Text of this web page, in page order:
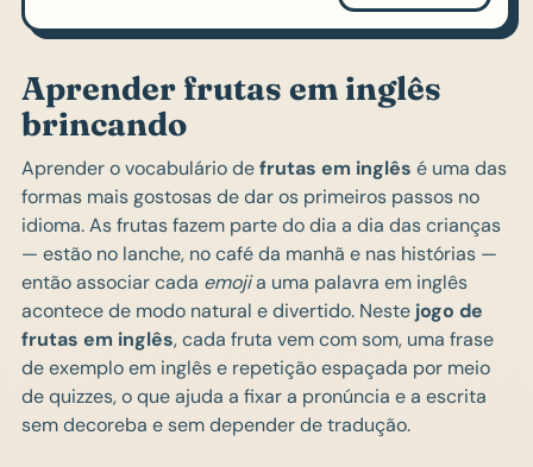
Aprender frutas em inglês
brincando
Aprender o vocabulário defrutas em inglês é uma das
formas mais gostosas de dar os primeiros passos no
idioma. As frutas fazem parte do dia a dia das crianças
— estão no lanche, no café da manhã e nas histórias —
então associar cada emojia uma palavra em inglês
acontece de modo natural e divertido. Neste jogo de
frutas em inglês, cada fruta vem com som, uma frase
de exemplo em inglês e repetição espaçada por meio
de quizzes, o que ajuda a fixar a pronúncia e a escrita
sem decoreba e sem depender de tradução.